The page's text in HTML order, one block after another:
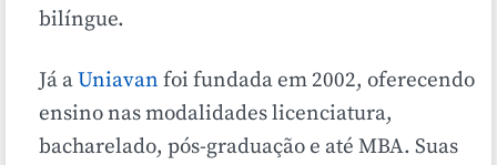
bilíngue.
Já aUniavan foi fundada em 2002, oferecendo
ensino nas modalidades licenciatura,
bacharelado, pós-graduação e até MBA. Suas